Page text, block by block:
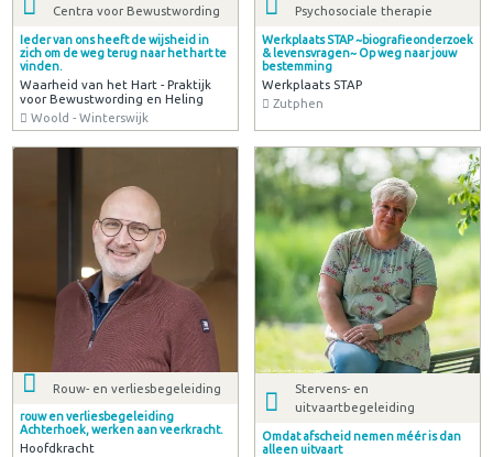
Centra voor Bewustwording
Ieder van ons heeft de wijsheid in
zich om de weg terug naar het hart te
vinden.
Waarheid van het Hart - Praktijk
voor Bewustwording en Heling
Woold - Winterswijk
Psychosociale therapie
Werkplaats STAP ~biografieonderzoek
& levensvragen~ Op weg naar jouw
bestemming
Werkplaats STAP
Zutphen
Rouw- en verliesbegeleiding
rouw en verliesbegeleiding
Achterhoek, werken aan veerkracht.
Hoofdkracht
Stervens- en
uitvaartbegeleiding
Omdat afscheid nemen méér is dan
alleen uitvaart